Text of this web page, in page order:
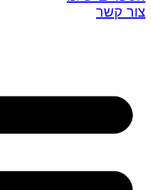
צור קשר